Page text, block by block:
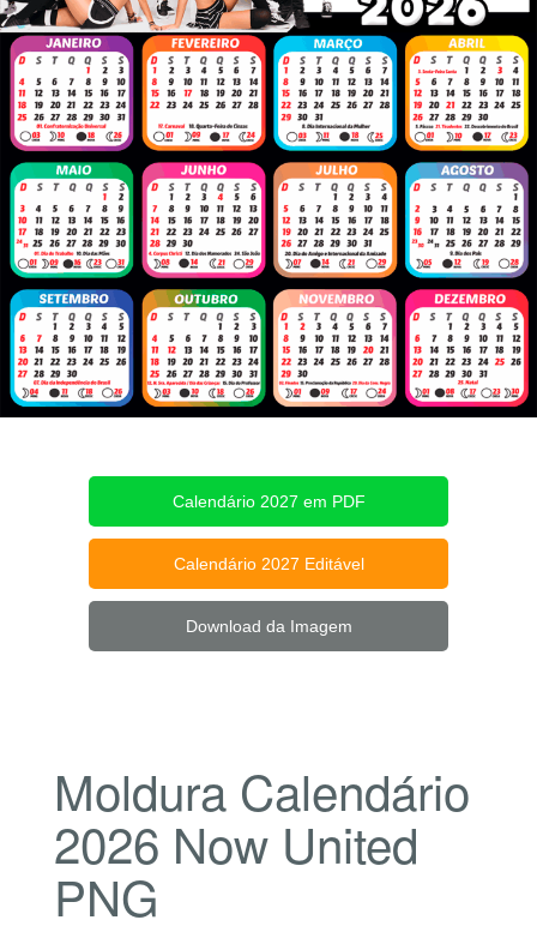
Calendário 2027 em PDF
Calendário 2027 Editável
Download da Imagem
Moldura Calendário
2026 Now United
PNG